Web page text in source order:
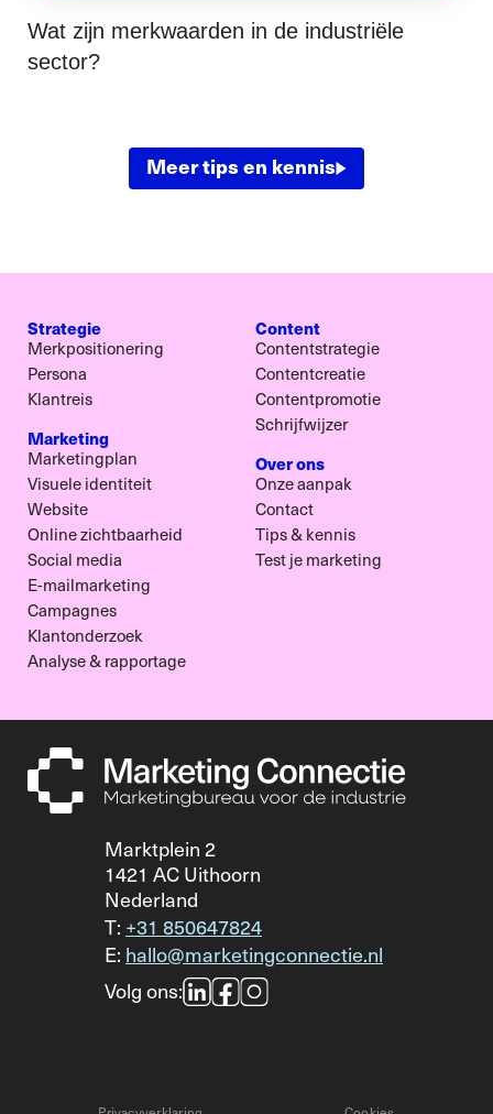
Wat zijn merkwaarden in de industriële
sector?
Meer tips en kennis
Strategie
Merkpositionering
Persona
Klantreis
Marketing
Marketingplan
Visuele identiteit
Website
Online zichtbaarheid
Social media
E-mailmarketing
Campagnes
Klantonderzoek
Analyse & rapportage
Content
Contentstrategie
Contentcreatie
Contentpromotie
Schrijfwijzer
Over ons
Onze aanpak
Contact
Tips & kennis
Test je marketing
Marktplein 2
1421 AC Uithoorn
Nederland
T: +31 850647824
E: hallo@marketingconnectie.nl
Volg ons: